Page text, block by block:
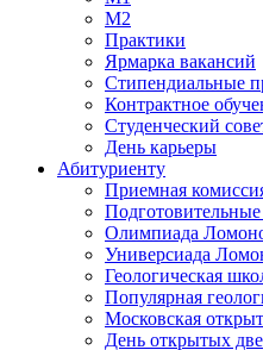
М2
Практики
Ярмарка вакансий
Стипендиальные
Контрактное
Студенческий
День карьеры
Абитуриенту
Приемная
Олимпиада
Универсиада
Геологическая
Популярная
Московская
День открытых